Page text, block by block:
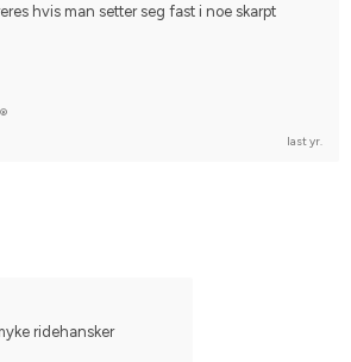
hvis man setter seg fast i noe skarpt
last yr.
ridehansker